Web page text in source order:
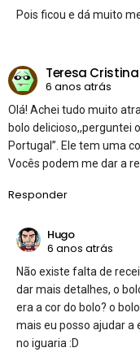
Pois ficou e dá muito
Teresa
6 anos atrás
Olá! Achei tudo muito
bolo delicioso,,perguntei
Portugal”. Ele tem uma
Vocês podem me dar a
Responder
Hugo
6 anos atrás
Não existe falta de
dar mais detalhes, o
era a cor do bolo? o
mais eu posso ajudar a
no iguaria :D